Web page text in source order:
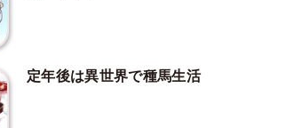
定年後は異世界で種馬生活